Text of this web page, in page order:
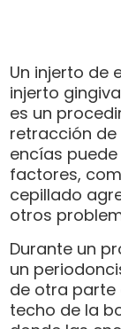
Un injerto de
injerto
es un
retracción de
encías
factores,
cepillado
otros
Durante un
un
de otra parte
techo de la